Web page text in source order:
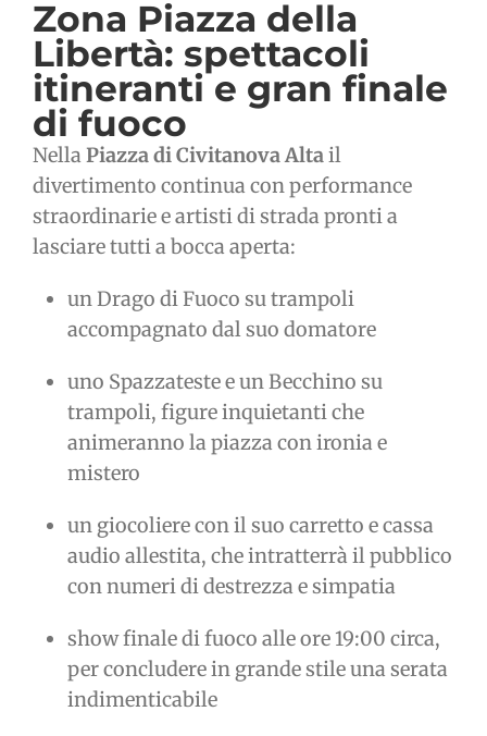
Zona Piazza della
Libertà: spettacoli
itineranti e gran finale
di fuoco
NellaPiazza di Civitanova Altail
divertimento continua con performance
straordinarie e artisti di strada pronti a
lasciare tutti a bocca aperta:
un Drago di Fuoco su trampoli
accompagnato dal suo domatore
uno Spazzateste e un Becchino su
trampoli, figure inquietanti che
animeranno la piazza con ironia e
mistero
un giocoliere con il suo carretto e cassa
audio allestita, che intratterrà il pubblico
con numeri di destrezza e simpatia
show finale di fuoco alle ore 19:00 circa,
per concludere in grande stile una serata
indimenticabile